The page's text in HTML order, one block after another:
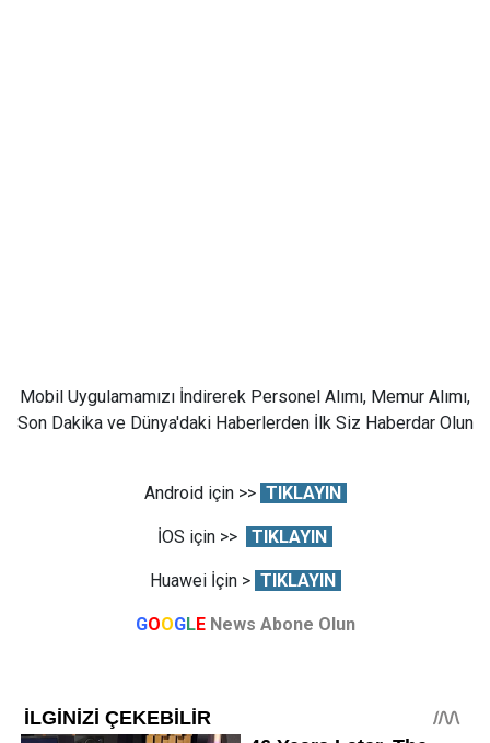
Mobil Uygulamamızı İndirerek Personel Alımı, Memur Alımı,
Son Dakika ve Dünya'daki Haberlerden İlk Siz Haberdar Olun
Android için >> TIKLAYIN
İOS için >> TIKLAYIN
Huawei İçin > TIKLAYIN
GOOGLE News Abone Olun